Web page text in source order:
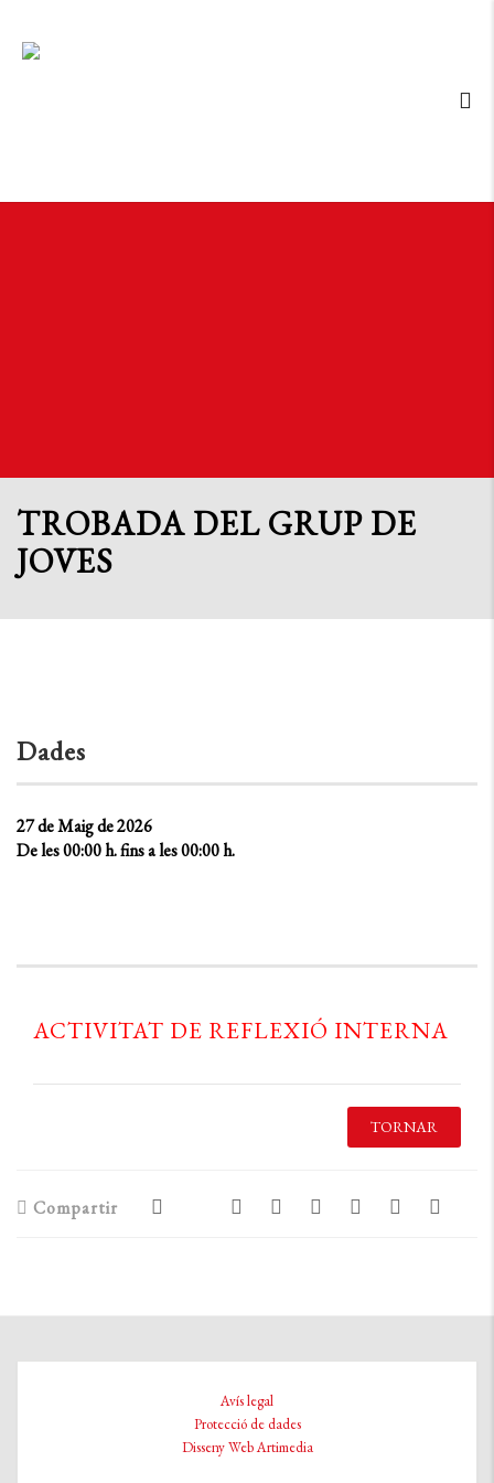
TROBADA DEL GRUP DE
JOVES
Dades
27 de Maig de 2026
De les 00:00 h. fins a les 00:00 h.
ACTIVITAT DE REFLEXIÓ INTERNA
TORNAR
Compartir
Avís legal
Protecció de dades
Disseny Web Artimedia